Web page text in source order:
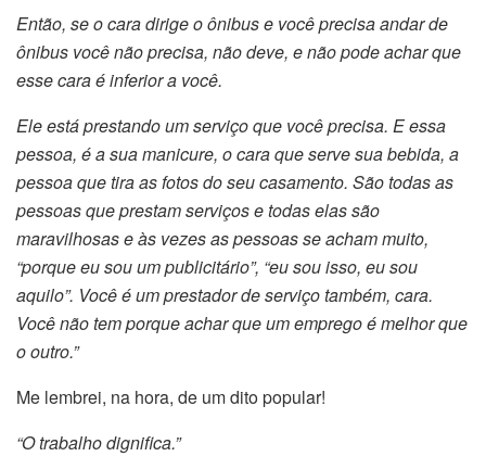
Então, se o cara dirige o ônibus e você precisa andar de
ônibus você não precisa, não deve, e não pode achar que
esse cara é inferior a você.
Ele está prestando um serviço que você precisa. E essa
pessoa, é a sua manicure, o cara que serve sua bebida, a
pessoa que tira as fotos do seu casamento. São todas as
pessoas que prestam serviços e todas elas são
maravilhosas e às vezes as pessoas se acham muito,
“porque eu sou um publicitário”, “eu sou isso, eu sou
aquilo”. Você é um prestador de serviço também, cara.
Você não tem porque achar que um emprego é melhor que
o outro.”
Me lembrei, na hora, de um dito popular!
“O trabalho dignifica.”